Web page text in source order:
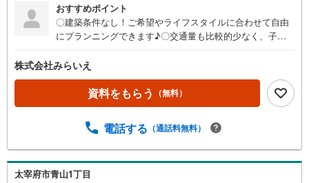
おすすめポイント
〇建築条件なし！ご希望やライフスタイルに合わせて自由
にプランニングできます♪〇交通量も比較的少なく、子育
が通学しやすい距離にあり、お子さまのいるご家庭にもお
すすめです♪〇スーパーやコンビニ、ドラッグストアなど
が利用しやすく、毎日の買い物も便利な立地です♪〇戸建
てとしても利用頂けます♪
株式会社みらいえ
資料をもらう （無料）
電話する （通話料無料）
太宰府市青山1丁目